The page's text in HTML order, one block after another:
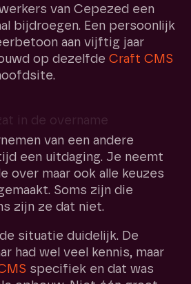
van Cepezed een
bijdroegen. Een persoonlijk
aan vijftig jaar
op dezelfde Craft CMS
in de overname
van een andere
een uitdaging. Je neemt
over maar ook alle keuzes
Soms zijn die
zijn ze dat niet.
situatie duidelijk. De
had wel veel kennis, maar
specifiek en dat was